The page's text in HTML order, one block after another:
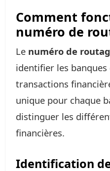
Comment
numéro de
Le numéro de
identifier les
transactions
unique pour chaque
distinguer les
financières.
Identification